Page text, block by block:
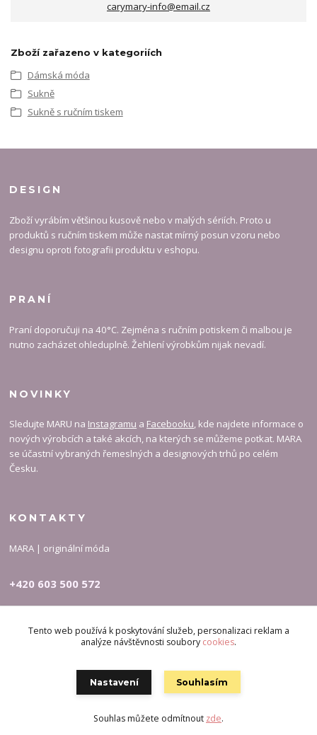
carymary-info@email.cz
Zboží zařazeno v kategoriích
Dámská móda
Sukně
Sukně s ručním tiskem
DESIGN
Zboží vyrábím většinou kusově nebo v malých sériích. Proto u
produktů s ručním tiskem může nastat mírný posun vzoru nebo
designu oproti fotografii produktu v eshopu.
PRANÍ
Praní doporučuji na 40°C. Zejména s ručním potiskem či malbou je
nutno zacházet ohleduplně. Žehlení výrobkům nijak nevadí.
NOVINKY
Sledujte MARU na Instagramu a Facebooku, kde najdete informace o
nových výrobcích a také akcích, na kterých se můžeme potkat. MARA
se účastní vybraných řemeslných a designových trhů po celém
Česku.
KONTAKTY
MARA | originální móda
+420 603 500 572
Vytvořeno na Eshop-rychle.cz
Tento web používá k poskytování služeb, personalizaci reklam a
analýze návštěvnosti soubory cookies.
Nastavení Souhlasím
Souhlas můžete odmítnout zde.